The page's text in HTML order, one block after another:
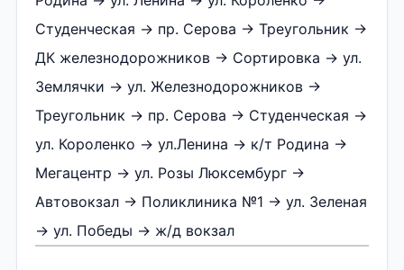
Студенческая → пр. Серова → Треугольник →
ДК железнодорожников → Сортировка → ул.
Землячки → ул. Железнодорожников →
Треугольник → пр. Серова → Студенческая →
ул. Короленко → ул.Ленина → к/т Родина →
Мегацентр → ул. Розы Люксембург →
Автовокзал → Поликлиника №1 → ул. Зеленая
→ ул. Победы → ж/д вокзал